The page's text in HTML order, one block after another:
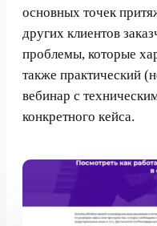
основных точек
других клиентов
проблемы, которые
также практический
вебинар с
конкретного кейса.